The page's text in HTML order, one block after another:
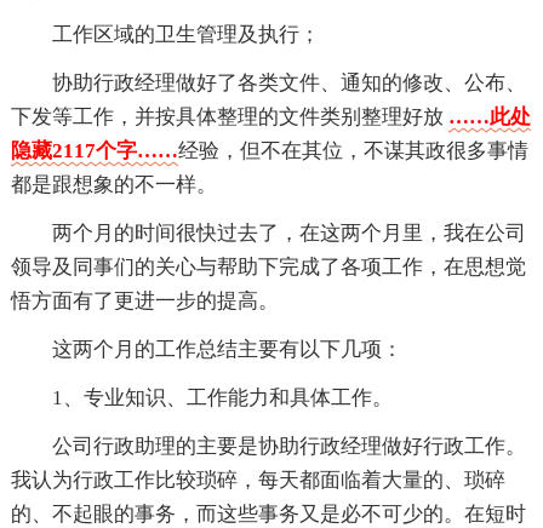
工作区域的卫生管理及执行；
协助行政经理做好了各类文件、通知的修改、公布、
下发等工作，并按具体整理的文件类别整理好放 ……此处
隐藏2117个字……经验，但不在其位，不谋其政很多事情
都是跟想象的不一样。
两个月的时间很快过去了，在这两个月里，我在公司
领导及同事们的关心与帮助下完成了各项工作，在思想觉
悟方面有了更进一步的提高。
这两个月的工作总结主要有以下几项：
1、专业知识、工作能力和具体工作。
公司行政助理的主要是协助行政经理做好行政工作。
我认为行政工作比较琐碎，每天都面临着大量的、琐碎
的、不起眼的事务，而这些事务又是必不可少的。在短时